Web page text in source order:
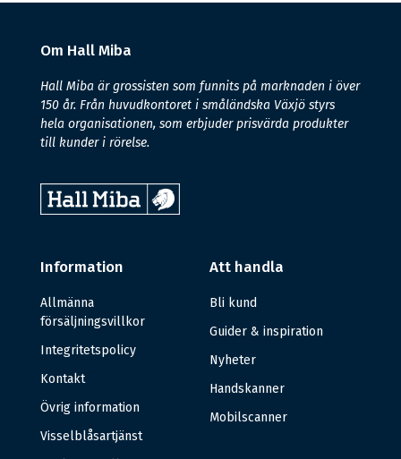
Om Hall Miba
Hall Miba är grossisten som funnits på marknaden i över
150 år. Från huvudkontoret i småländska Växjö styrs
hela organisationen, som erbjuder prisvärda produkter
till kunder i rörelse.
Information
Allmänna
försäljningsvillkor
Integritetspolicy
Kontakt
Övrig information
Visselblåsartjänst
Att handla
Bli kund
Guider & inspiration
Nyheter
Handskanner
Mobilscanner